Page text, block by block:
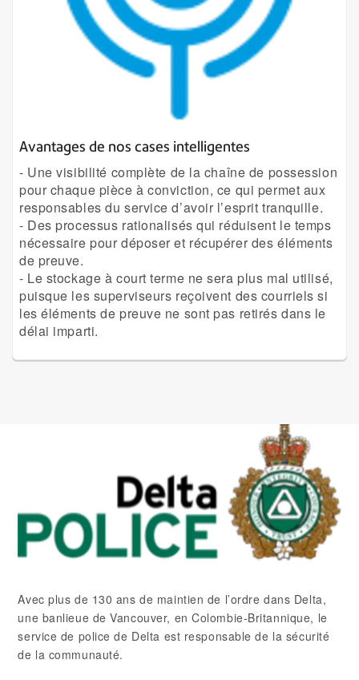
Avantages de nos cases intelligentes
- Une visibilité complète de la chaîne de possession
pour chaque pièce à conviction, ce qui permet aux
responsables du service d’avoir l’esprit tranquille.
- Des processus rationalisés qui réduisent le temps
nécessaire pour déposer et récupérer des éléments
de preuve.
- Le stockage à court terme ne sera plus mal utilisé,
puisque les superviseurs reçoivent des courriels si
les éléments de preuve ne sont pas retirés dans le
délai imparti.
Avec plus de 130 ans de maintien de l’ordre dans Delta,
une banlieue de Vancouver, en Colombie-Britannique, le
service de police de Delta est responsable de la sécurité
de la communauté.